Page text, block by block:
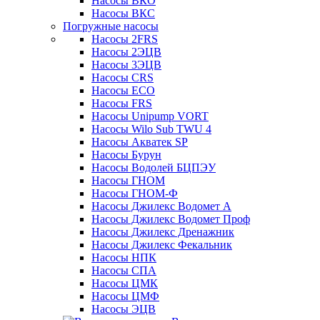
Насосы ВКС
Погружные насосы
Насосы 2FRS
Насосы 2ЭЦВ
Насосы 3ЭЦВ
Насосы CRS
Насосы ECO
Насосы FRS
Насосы Unipump VORT
Насосы Wilo Sub TWU 4
Насосы Акватек SP
Насосы Бурун
Насосы Водолей БЦПЭУ
Насосы ГНОМ
Насосы ГНОМ-Ф
Насосы Джилекс Водомет А
Насосы Джилекс Водомет Проф
Насосы Джилекс Дренажник
Насосы Джилекс Фекальник
Насосы НПК
Насосы СПА
Насосы ЦМК
Насосы ЦМФ
Насосы ЭЦВ